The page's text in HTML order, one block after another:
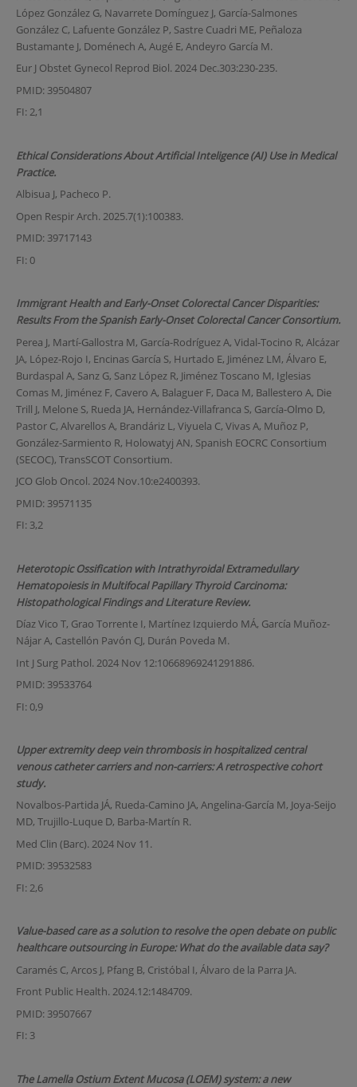
López González G, Navarrete Domínguez J, García-Salmones
González C, Lafuente González P, Sastre Cuadri ME, Peñaloza
Bustamante J, Doménech A, Augé E, Andeyro García M.
Eur J Obstet Gynecol Reprod Biol. 2024 Dec.303:230-235.
PMID: 39504807
FI: 2,1
Ethical Considerations About Artificial Inteligence (AI) Use in Medical
Practice.
Albisua J, Pacheco P.
Open Respir Arch. 2025.7(1):100383.
PMID: 39717143
FI: 0
Immigrant Health and Early-Onset Colorectal Cancer Disparities:
Results From the Spanish Early-Onset Colorectal Cancer Consortium.
Perea J, Martí-Gallostra M, García-Rodríguez A, Vidal-Tocino R, Alcázar
JA, López-Rojo I, Encinas García S, Hurtado E, Jiménez LM, Álvaro E,
Burdaspal A, Sanz G, Sanz López R, Jiménez Toscano M, Iglesias
Comas M, Jiménez F, Cavero A, Balaguer F, Daca M, Ballestero A, Die
Trill J, Melone S, Rueda JA, Hernández-Villafranca S, García-Olmo D,
Pastor C, Alvarellos A, Brandáriz L, Viyuela C, Vivas A, Muñoz P,
González-Sarmiento R, Holowatyj AN, Spanish EOCRC Consortium
(SECOC), TransSCOT Consortium.
JCO Glob Oncol. 2024 Nov.10:e2400393.
PMID: 39571135
FI: 3,2
Heterotopic Ossification with Intrathyroidal Extramedullary
Hematopoiesis in Multifocal Papillary Thyroid Carcinoma:
Histopathological Findings and Literature Review.
Díaz Vico T, Grao Torrente I, Martínez Izquierdo MÁ, García Muñoz-
Nájar A, Castellón Pavón CJ, Durán Poveda M.
Int J Surg Pathol. 2024 Nov 12:10668969241291886.
PMID: 39533764
FI: 0,9
Upper extremity deep vein thrombosis in hospitalized central
venous catheter carriers and non-carriers: A retrospective cohort
study.
Novalbos-Partida JÁ, Rueda-Camino JA, Angelina-García M, Joya-Seijo
MD, Trujillo-Luque D, Barba-Martín R.
Med Clin (Barc). 2024 Nov 11.
PMID: 39532583
FI: 2,6
Value-based care as a solution to resolve the open debate on public
healthcare outsourcing in Europe: What do the available data say?
Caramés C, Arcos J, Pfang B, Cristóbal I, Álvaro de la Parra JA.
Front Public Health. 2024.12:1484709.
PMID: 39507667
FI: 3
The Lamella Ostium Extent Mucosa (LOEM) system: a new